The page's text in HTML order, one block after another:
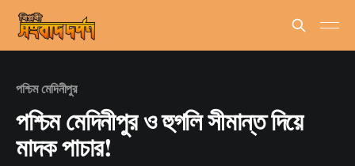
পশ্চিম মেদিনীপুর
পশ্চিম মেদিনীপুর ও হুগলি সীমান্ত দিয়ে
মাদক পাচার!